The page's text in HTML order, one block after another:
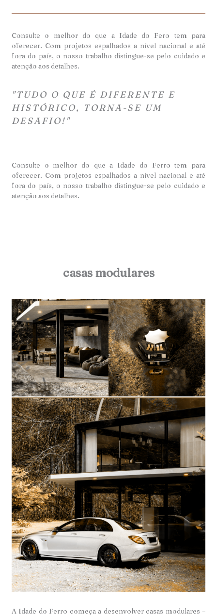
Consulte o melhor do que a Idade do Ferro tem para
oferecer. Com projetos espalhados a nível nacional e até
fora do país, o nosso trabalho distingue-se pelo cuidado e
atenção aos detalhes.
Consulte o melhor do que a Idade do Fero tem para
oferecer. Com projetos espalhados a nível nacional e até
fora do país, o nosso trabalho distingue-se pelo cuidado e
atenção aos detalhes.
"TUDO O QUE É DIFERENTE E
HISTÓRICO, TORNA-SE UM
DESAFIO!"
A Idade do Ferro começa a desenvolver casas modulares –
casas modulares